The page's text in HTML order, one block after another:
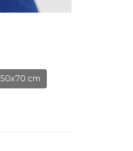
50x70 cm